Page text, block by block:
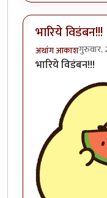
भारिये विडंबन!!!
अथांग आकाशगुरुवार,
भारिये विडंबन!!!